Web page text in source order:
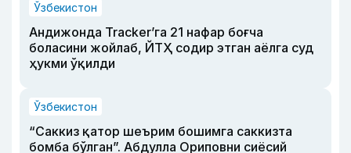
Ўзбекистон
Андижонда Tracker’га 21 нафар боғча
боласини жойлаб, ЙТҲ содир этган аёлга суд
ҳукми ўқилди
Ўзбекистон
“Саккиз қатор шеърим бошимга саккизта
бомба бўлган”. Абдулла Ориповни сиёсий